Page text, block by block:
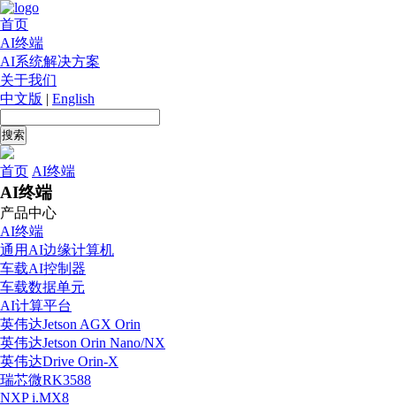
首页
AI终端
AI系统解决方案
关于我们
中文版 | English
首页 AI终端
AI终端
产品中心
AI终端
通用AI边缘计算机
车载AI控制器
车载数据单元
AI计算平台
英伟达Jetson AGX Orin
英伟达Jetson Orin Nano/NX
英伟达Drive Orin-X
瑞芯微RK3588
NXP i.MX8